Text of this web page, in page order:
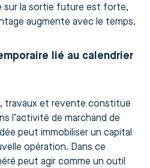
sur la sortie future est forte,
augmente avec le temps.
lié au calendrier
travaux et revente constitue
l’activité de marchand de
peut immobiliser un capital
opération. Dans ce
peut agir comme un outil